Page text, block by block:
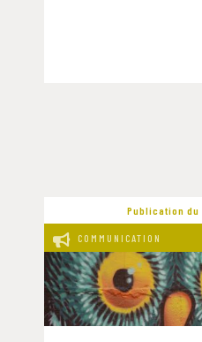
Publication du
COMMUNICATION